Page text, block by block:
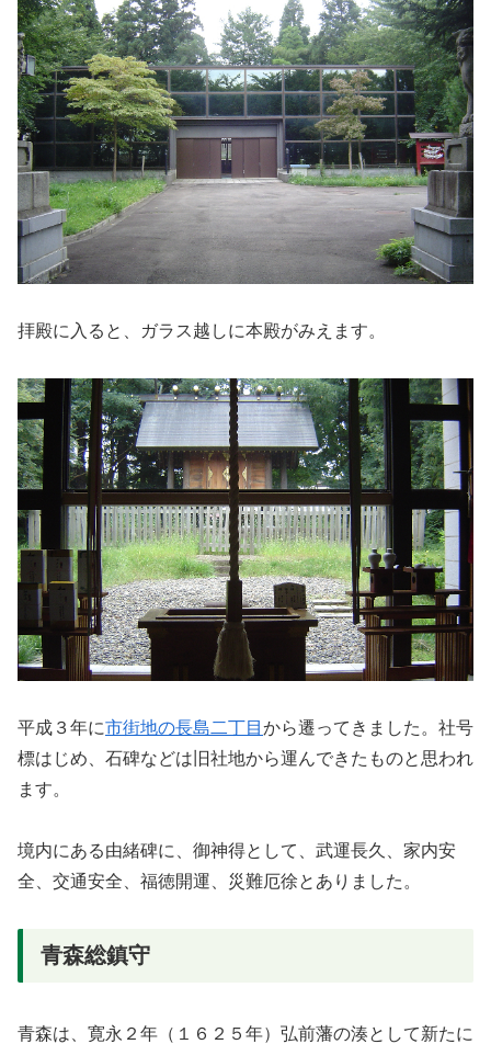
拝殿に入ると、ガラス越しに本殿がみえます。
平成３年に市街地の長島二丁目 から遷ってきました。社号
標はじめ、石碑などは旧社地から運んできたものと思われ
ます。
境内にある由緒碑に、御神得として、武運長久、家内安
全、交通安全、福徳開運、災難厄徐とありました。
青森総鎮守
青森は、寛永２年（１６２５年）弘前藩の湊として新たに